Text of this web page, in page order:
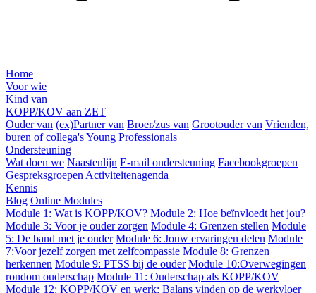
Home
Voor wie
Kind van
KOPP/KOV aan ZET
Ouder van (ex)Partner van Broer/zus van Grootouder van Vrienden,
buren of collega'sYoung Professionals
Ondersteuning
Wat doen we Naastenlijn E-mail ondersteuning Facebookgroepen
Gespreksgroepen Activiteitenagenda
Kennis
Blog Online Modules
Module 1: Wat is KOPP/KOV? Module 2: Hoe beïnvloedt het jou?
Module 3: Voor je ouder zorgen Module 4: Grenzen stellen Module
5: De band met je ouder Module 6: Jouw ervaringen delen Module
7:Voor jezelf zorgen met zelfcompassie Module 8: Grenzen
herkennen Module 9: PTSS bij de ouder Module 10:Overwegingen
rondom ouderschap Module 11: Ouderschap als KOPP/KOV
Module 12: KOPP/KOV en werk: Balans vinden op de werkvloer